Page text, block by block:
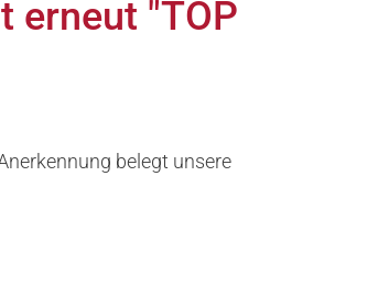
erneut "TOP
belegt unsere